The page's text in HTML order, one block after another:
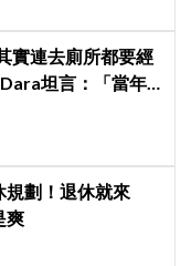
實連去廁所都要經
坦言：「當年
規劃！退休就來
爽